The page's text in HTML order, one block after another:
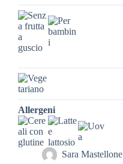
Allergeni
Sara Mastellone